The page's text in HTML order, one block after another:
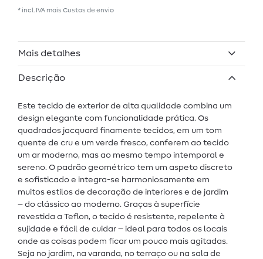
* incl. IVA mais Custos de envio
Mais detalhes
Descrição
Este tecido de exterior de alta qualidade combina um
design elegante com funcionalidade prática. Os
quadrados jacquard finamente tecidos, em um tom
quente de cru e um verde fresco, conferem ao tecido
um ar moderno, mas ao mesmo tempo intemporal e
sereno. O padrão geométrico tem um aspeto discreto
e sofisticado e integra-se harmoniosamente em
muitos estilos de decoração de interiores e de jardim
– do clássico ao moderno. Graças à superfície
revestida a Teflon, o tecido é resistente, repelente à
sujidade e fácil de cuidar – ideal para todos os locais
onde as coisas podem ficar um pouco mais agitadas.
Seja no jardim, na varanda, no terraço ou na sala de